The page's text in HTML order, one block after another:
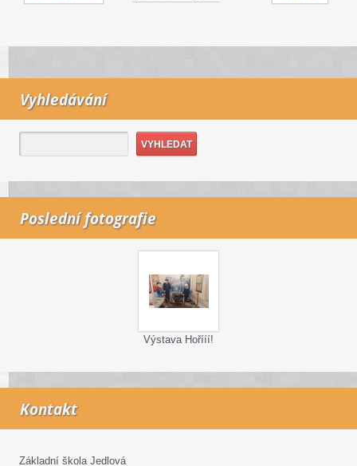
Vyhledávání
Poslední fotografie
Výstava Hořííí!
Kontakt
Základní škola Jedlová